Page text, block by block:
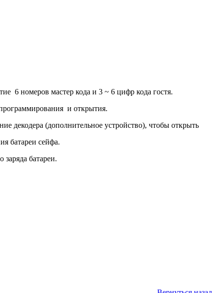
мастер кода и 3 ~ 6 цифр кода гостя.
и открытия.
(дополнительное устройство), чтобы открыть
батареи сейфа.
батареи.